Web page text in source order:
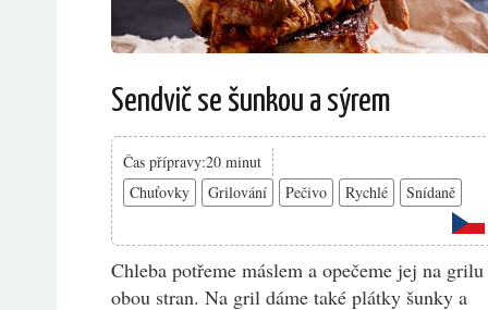
Sendvič se šunkou a sýrem
Čas přípravy:20 minut
Chuťovky
Grilování Pečivo Rychlé Snídaně
Chleba potřeme máslem a opečeme jej na grilu
obou stran. Na gril dáme také plátky šunky a